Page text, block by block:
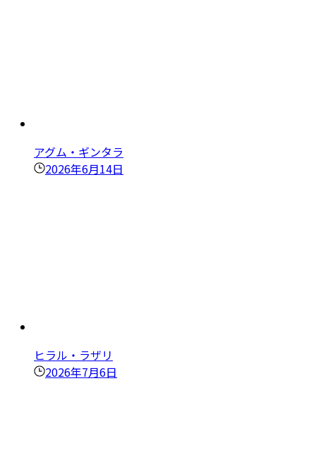
アグム・ギンタラ
2026年6月14日
ヒラル・ラザリ
2026年7月6日